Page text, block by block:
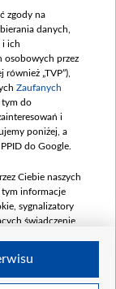
zgody na
danych,
i ich
osobowych przez
„TVP”),
Zaufanych
tym do
i
poniżej, a
do Google.
Ciebie naszych
tym informacje
sygnalizatory
świadczenie